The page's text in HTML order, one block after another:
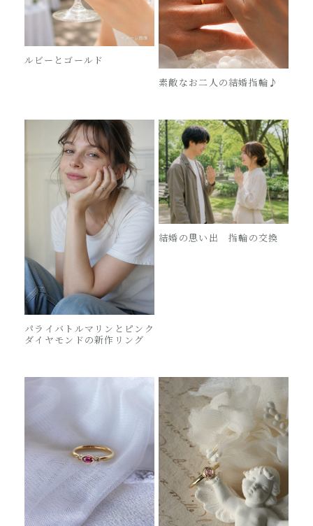
ルビーとゴールド
素敵なお二人の結婚指輪♪
パライバトルマリンとピンク
ダイヤモンドの新作リング
結婚の思い出 指輪の交換